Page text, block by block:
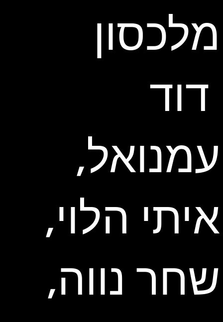
מלכסון
דוד
עמנואל,
איתי הלוי,
שחר נווה,